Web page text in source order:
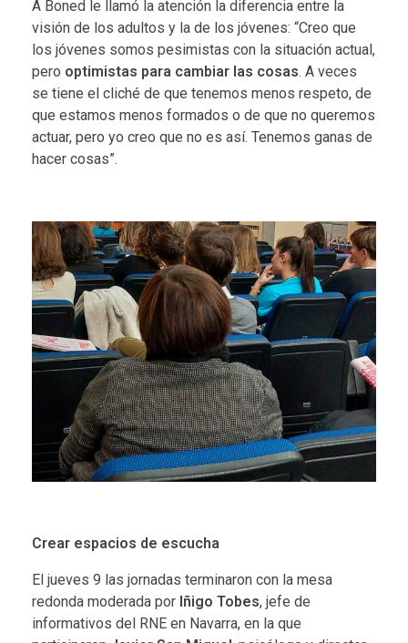
A Boned le llamó la atención la diferencia entre la
visión de los adultos y la de los jóvenes: “Creo que
los jóvenes somos pesimistas con la situación actual,
pero optimistas para cambiar las cosas. A veces
se tiene el cliché de que tenemos menos respeto, de
que estamos menos formados o de que no queremos
actuar, pero yo creo que no es así. Tenemos ganas de
hacer cosas”.
Crear espacios de escucha
El jueves 9 las jornadas terminaron con la mesa
redonda moderada por Iñigo Tobes, jefe de
informativos del RNE en Navarra, en la que